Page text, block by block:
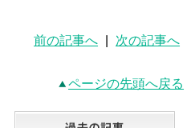
前の記事へ 次の記事へ
ページの先頭へ戻る
最新記事一覧